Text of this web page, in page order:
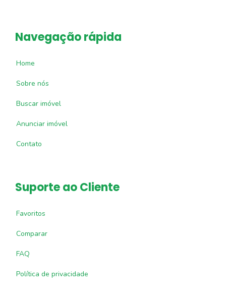
Navegação rápida
Home
Sobre nós
Buscar imóvel
Anunciar imóvel
Contato
Suporte ao Cliente
Favoritos
Comparar
FAQ
Política de privacidade